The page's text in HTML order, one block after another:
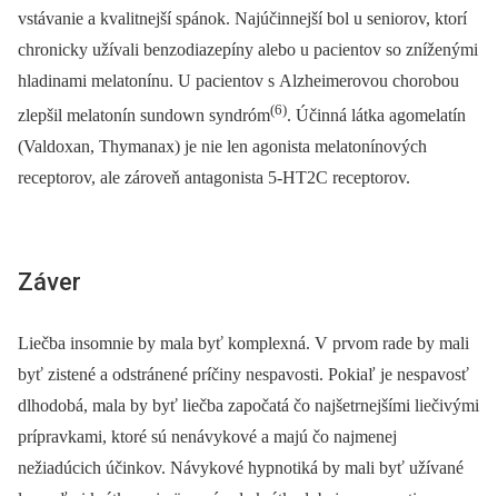
vstávanie a kvalitnejší spánok. Najúčinnejší bol u seniorov, ktorí
chronicky užívali benzodiazepíny alebo u pacientov so zníženými
hladinami melatonínu. U pacientov s Alzheimerovou chorobou
zlepšil melatonín sundown syndróm(6). Účinná látka agomelatín
(Valdoxan, Thymanax) je nie len agonista melatonínových
receptorov, ale zároveň antagonista 5-HT2C receptorov.
Záver
Liečba insomnie by mala byť komplexná. V prvom rade by mali
byť zistené a odstránené príčiny nespavosti. Pokiaľ je nespavosť
dlhodobá, mala by byť liečba započatá čo najšetrnejšími liečivými
prípravkami, ktoré sú nenávykové a majú čo najmenej
nežiadúcich účinkov. Návykové hypnotiká by mali byť užívané